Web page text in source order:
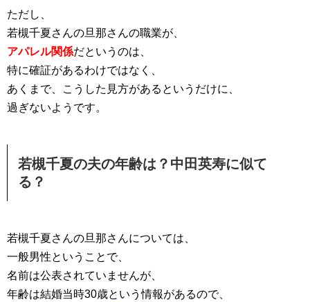
ただし、
若槻千夏さんの旦那さんの職業が、
アパレル関係だというのは、
特に確証があるわけではなく、
あくまで、こうした見方があるというだけに、
過ぎないようです。
若槻千夏の夫の年齢は？中田英寿に似て
る？
若槻千夏さんの旦那さんについては、
一般男性ということで、
名前は公表されていませんが、
年齢は結婚当時30歳という情報があるので、